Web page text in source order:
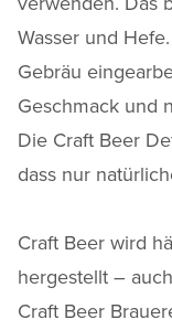
Wasser und
Gebräu
Geschmack und
Die Craft Beer
dass nur
Craft Beer wird
hergestellt –
Craft Beer